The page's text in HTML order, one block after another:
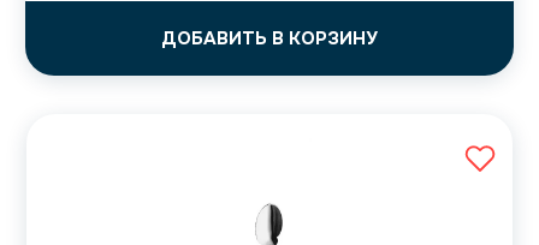
ДОБАВИТЬ В КОРЗИНУ